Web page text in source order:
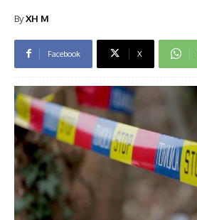
ByXH M
Facebook X